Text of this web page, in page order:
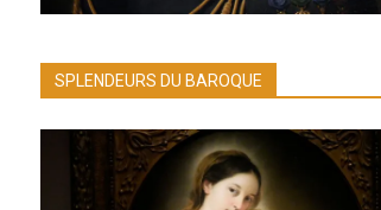
SPLENDEURS DU BAROQUE